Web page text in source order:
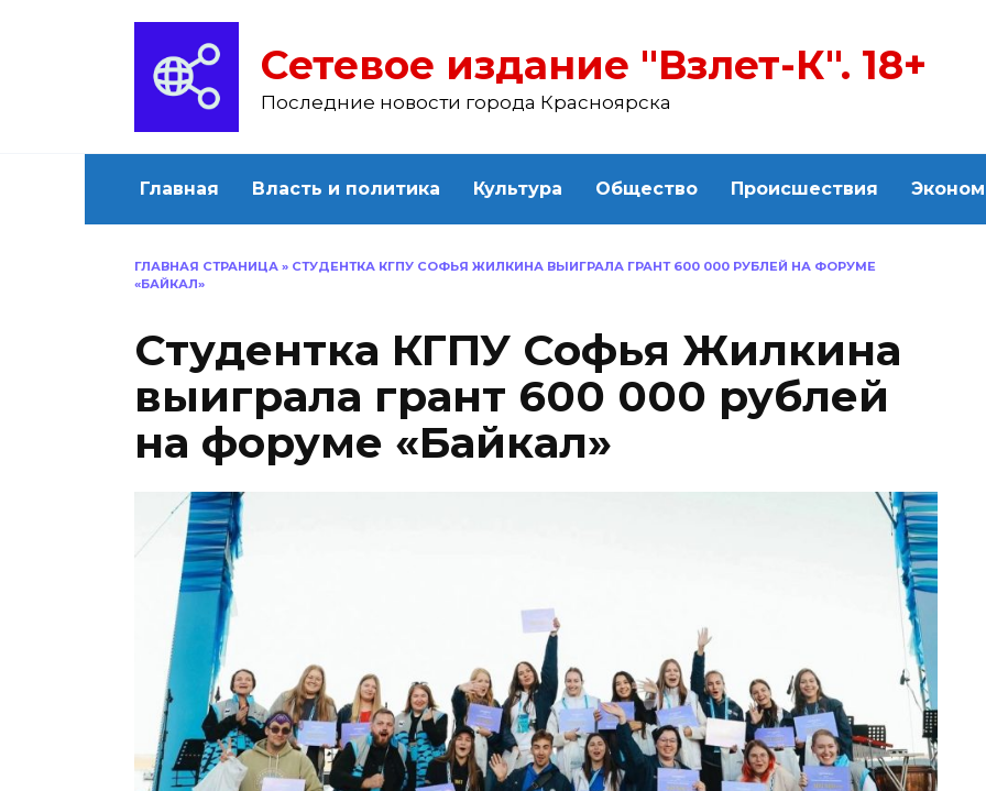
Сетевое издание "Взлет-К". 18+
Последние новости города Красноярска
Главная Власть и политика Культура Общество Происшествия
ГЛАВНАЯ СТРАНИЦА » СТУДЕНТКА КГПУ СОФЬЯ ЖИЛКИНА ВЫИГРАЛА ГРАНТ 600 000 РУБЛЕЙ НА ФОРУМЕ
«БАЙКАЛ»
Студентка КГПУ Софья Жилкина
выиграла грант 600 000 рублей
на форуме «Байкал»